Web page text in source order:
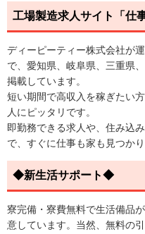
工場製造求人サイト「仕
ディーピーティー株式会社が
で、愛知県、岐阜県、三重県
掲載しています。
短い期間で高収入を稼ぎたい
人にピッタリです。
即勤務できる求人や、住み込
で、すぐに仕事も家も見つかり
◆新生活サポート◆
寮完備・寮費無料で生活備品
意しています。当然、無料の